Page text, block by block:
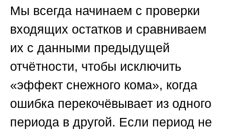
Мы всегда начинаем с проверки
входящих остатков и сравниваем
их с данными предыдущей
отчётности, чтобы исключить
«эффект снежного кома», когда
ошибка перекочёвывает из одного
периода в другой. Если период не